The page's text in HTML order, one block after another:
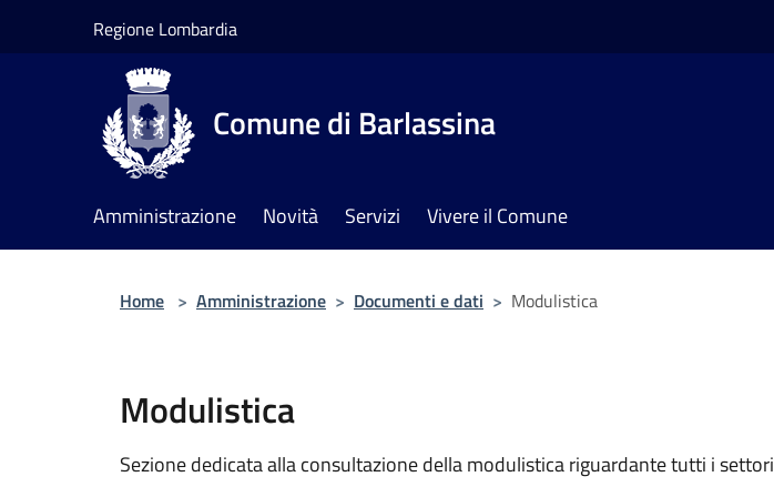
Regione Lombardia
Comune di Barlassina
Amministrazione Novità Servizi Vivere il Comune
Home > Amministrazione > Documenti e dati > Modulistica
Modulistica
Sezione dedicata alla consultazione della modulistica riguardante tutti i settori